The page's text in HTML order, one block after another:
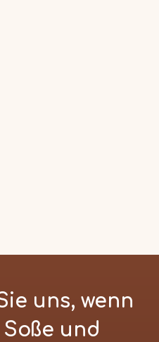
uns, wenn
und